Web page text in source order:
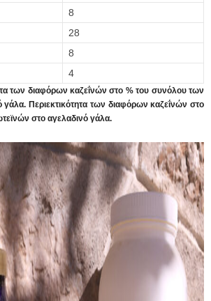
8
28
8
4
των διαφόρων καζεΐνών στο % του συνόλου των
γάλα. Περιεκτικότητα των διαφόρων καζεΐνών στο
στο αγελαδινό γάλα.